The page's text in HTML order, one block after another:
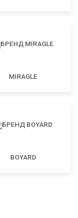
MIRAGLE
BOYARD